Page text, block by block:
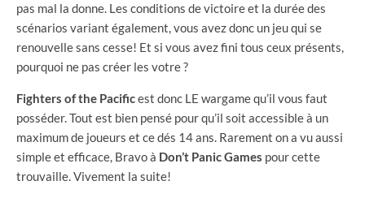
pas mal la donne. Les conditions de victoire et la durée des
scénarios variant également, vous avez donc un jeu qui se
renouvelle sans cesse! Et si vous avez fini tous ceux présents,
pourquoi ne pas créer les votre ?
Fighters of the Pacificest donc LE wargame qu’il vous faut
posséder. Tout est bien pensé pour qu’il soit accessible à un
maximum de joueurs et ce dés 14 ans. Rarement on a vu aussi
simple et efficace, Bravo à Don’t Panic Games pour cette
trouvaille. Vivement la suite!